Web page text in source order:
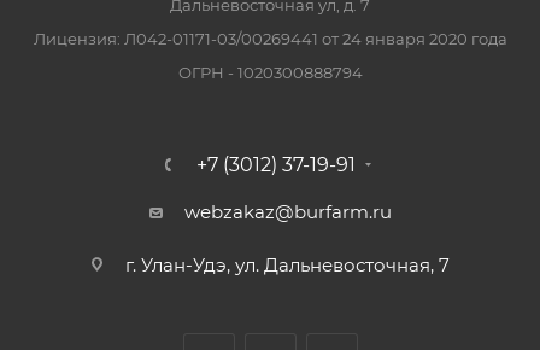
Дальневосточная ул, д. 7
Лицензия: Л042-01171-03/00269441 от 24 января 2020 года
ОГРН - 1020300888794
+7 (3012) 37-19-91
webzakaz@burfarm.ru
г. Улан-Удэ, ул. Дальневосточная, 7